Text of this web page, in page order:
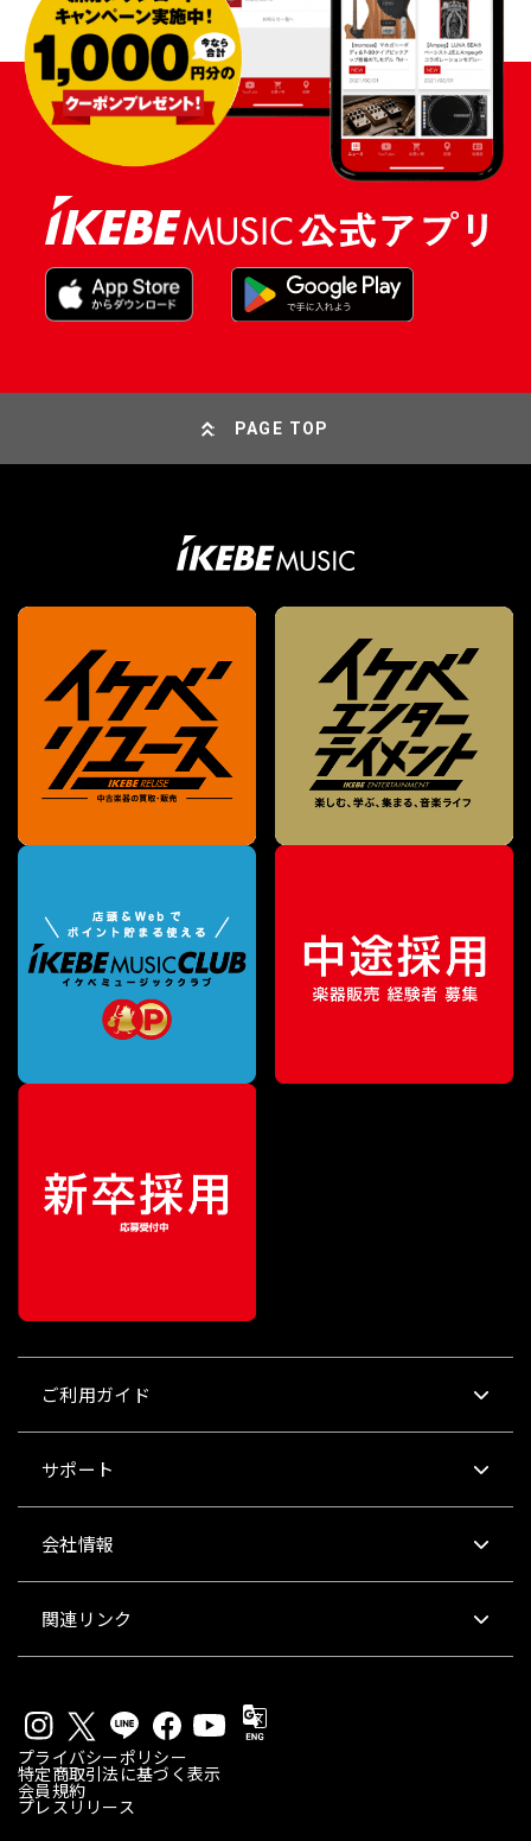
PAGE TOP
ご利用ガイド
サポート
会社情報
関連リンク
プライバシーポリシー
特定商取引法に基づく表示
会員規約
プレスリリース